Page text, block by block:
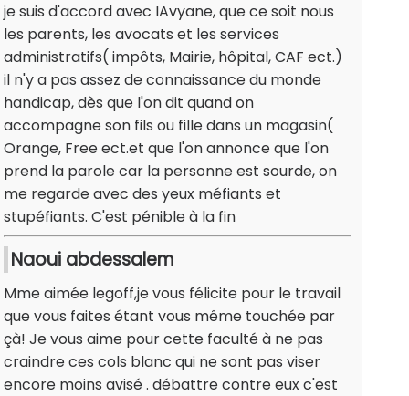
je suis d'accord avec IAvyane, que ce soit nous
les parents, les avocats et les services
administratifs( impôts, Mairie, hôpital, CAF ect.)
il n'y a pas assez de connaissance du monde
handicap, dès que l'on dit quand on
accompagne son fils ou fille dans un magasin(
Orange, Free ect.et que l'on annonce que l'on
prend la parole car la personne est sourde, on
me regarde avec des yeux méfiants et
stupéfiants. C'est pénible à la fin
Naoui abdessalem
Mme aimée legoff,je vous félicite pour le travail
que vous faites étant vous même touchée par
çà! Je vous aime pour cette faculté à ne pas
craindre ces cols blanc qui ne sont pas viser
encore moins avisé . débattre contre eux c'est